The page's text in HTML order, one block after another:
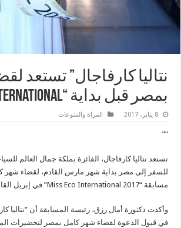
نتاليا كارفاجال” تستعد
بمصر قبل بداية “Miss Eco International
8 يناير، 2017 المراة والمنوعات
“”
للسفر إلى مصر بداية شهر مارس القادم، لقضاء شهر
مسابقة “Miss Eco International 2017” في إبريل القادم.
وأكدت دكتورة أمال رزق، رئيسة المسابقة أن “نتاليا
في قبول الدعوة لقضاء شهر كامل بمصر لتحضيرات